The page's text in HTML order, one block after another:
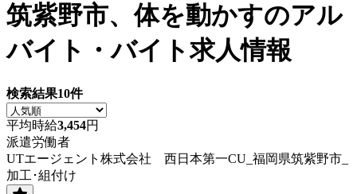
筑紫野市、体を動かすのアル
バイト・バイト求人情報
検索結果10件
平均時給3,454円
派遣労働者
UTエージェント株式会社 西日本第一CU_福岡県筑紫野市_
加工･組付け